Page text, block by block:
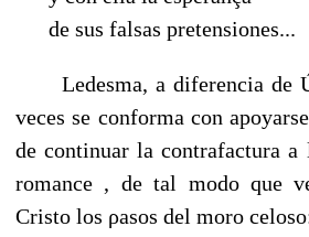
de sus falsas pretensiones...
Ledesma, a diferencia de
veces se conforma con
de continuar la contrafactura
romance , de tal modo que
Cristo los ρasos del moro